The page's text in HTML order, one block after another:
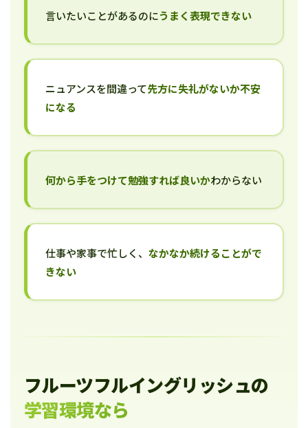
言いたいことがあるのにうまく表現できない
ニュアンスを間違って先方に失礼がないか不安
になる
何から手をつけて勉強すれば良いかわからない
仕事や家事で忙しく、 なかなか続けることがで
きない
フルーツフルイングリッシュの
学習環境なら